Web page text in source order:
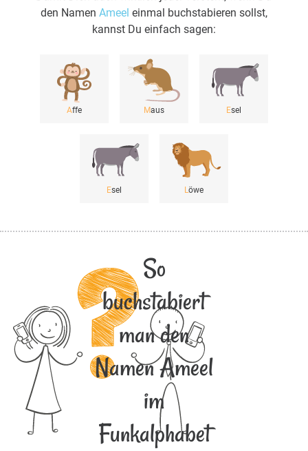
den Namen Ameel einmal buchstabieren sollst,
kannst Du einfach sagen:
Affe Maus Esel
Esel Löwe
So
buchstabiert
man den
Namen Ameel
im
Funkalphabet